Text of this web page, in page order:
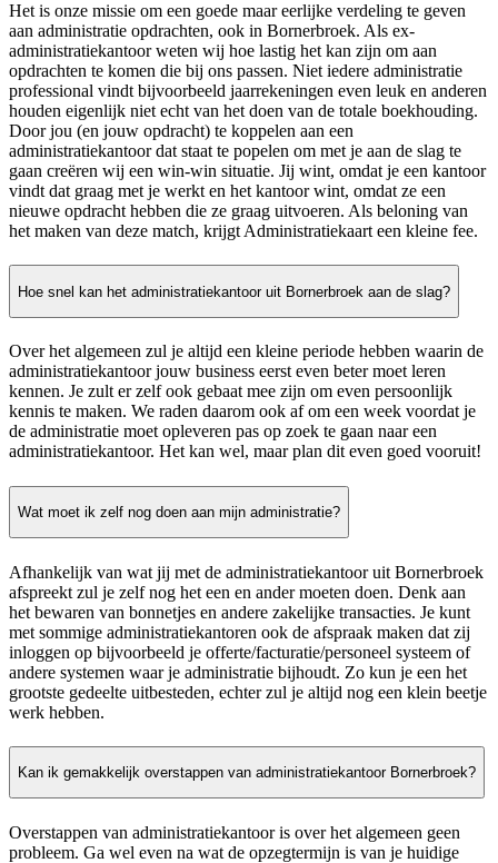
Het is onze missie om een goede maar eerlijke verdeling te geven
aan administratie opdrachten, ook in Bornerbroek. Als ex-
administratiekantoor weten wij hoe lastig het kan zijn om aan
opdrachten te komen die bij ons passen. Niet iedere administratie
professional vindt bijvoorbeeld jaarrekeningen even leuk en anderen
houden eigenlijk niet echt van het doen van de totale boekhouding.
Door jou (en jouw opdracht) te koppelen aan een
administratiekantoor dat staat te popelen om met je aan de slag te
gaan creëren wij een win-win situatie. Jij wint, omdat je een kantoor
vindt dat graag met je werkt en het kantoor wint, omdat ze een
nieuwe opdracht hebben die ze graag uitvoeren. Als beloning van
het maken van deze match, krijgt Administratiekaart een kleine fee.
Hoe snel kan het administratiekantoor uit Bornerbroek aan de slag?
Over het algemeen zul je altijd een kleine periode hebben waarin de
administratiekantoor jouw business eerst even beter moet leren
kennen. Je zult er zelf ook gebaat mee zijn om even persoonlijk
kennis te maken. We raden daarom ook af om een week voordat je
de administratie moet opleveren pas op zoek te gaan naar een
administratiekantoor. Het kan wel, maar plan dit even goed vooruit!
Wat moet ik zelf nog doen aan mijn administratie?
Afhankelijk van wat jij met de administratiekantoor uit Bornerbroek
afspreekt zul je zelf nog het een en ander moeten doen. Denk aan
het bewaren van bonnetjes en andere zakelijke transacties. Je kunt
met sommige administratiekantoren ook de afspraak maken dat zij
inloggen op bijvoorbeeld je offerte/facturatie/personeel systeem of
andere systemen waar je administratie bijhoudt. Zo kun je een het
grootste gedeelte uitbesteden, echter zul je altijd nog een klein beetje
werk hebben.
Kan ik gemakkelijk overstappen van administratiekantoor Bornerbroek?
Overstappen van administratiekantoor is over het algemeen geen
probleem. Ga wel even na wat de opzegtermijn is van je huidige